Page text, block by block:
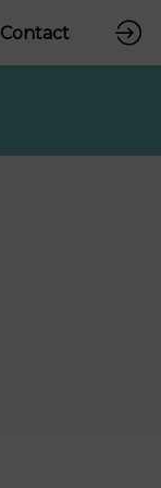
Contact